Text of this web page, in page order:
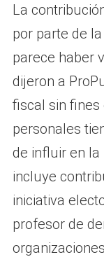
La
por parte de
parece haber
dijeron a
fiscal sin
personales
de influir en la
incluye
iniciativa
profesor de